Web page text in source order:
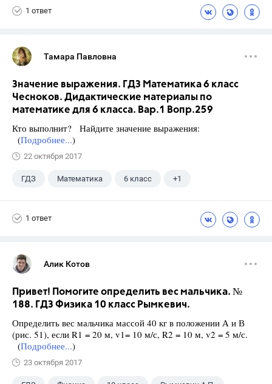
1 ответ
Тамара Павловна
Значение выражения. ГДЗ Математика 6 класс
Чесноков. Дидактические материалы по
математике для 6 класса. Вар.1 Вопр.259
Кто выполнит? Найдите значение выражения:
(Подробнее...)
22 октября 2017
ГДЗ Математика 6 класс +1
1 ответ
Алик Котов
Привет! Помогите определить вес мальчика. №
188. ГДЗ Физика 10 класс Рымкевич.
Определить вес мальчика массой 40 кг в положении А и В
(рис. 51), если R1 = 20 м, v1= 10 м/с, R2 = 10 м, v2 = 5 м/с.
(Подробнее...)
23 октября 2017